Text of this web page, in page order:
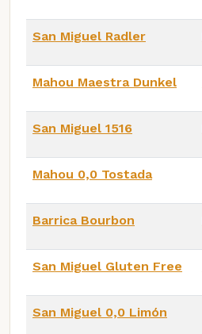
San Miguel Radler
Mahou Maestra Dunkel
San Miguel 1516
Mahou 0,0 Tostada
Barrica Bourbon
San Miguel Gluten Free
San Miguel 0,0 Limón